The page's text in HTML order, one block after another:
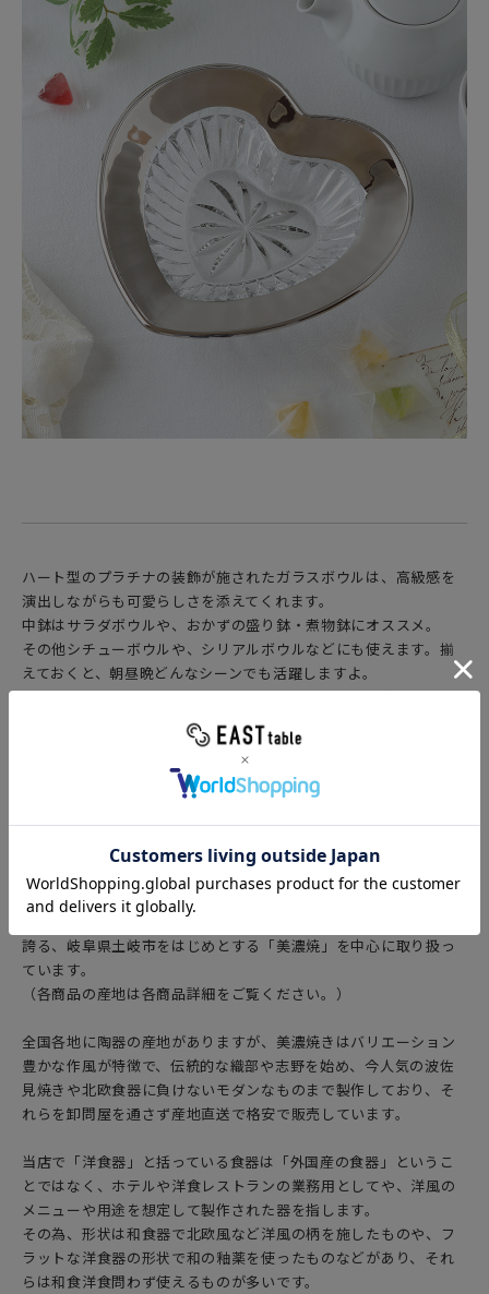
ハート型のプラチナの装飾が施されたガラスボウルは、高級感を
演出しながらも可愛らしさを添えてくれます。
中鉢はサラダボウルや、おかずの盛り鉢・煮物鉢にオススメ。
その他シチューボウルや、シリアルボウルなどにも使えます。揃
えておくと、朝昼晩どんなシーンでも活躍しますよ。
普段の食卓をはじめ、パーティーやおもてなしのテーブルに華やか
さをプラスしてくれます。
【ボウルについて】
EAST table（イーストテーブル）（旧：テーブルウェア イース
ト）で販売中の洋食器のボウルは、陶磁器の生産シェア日本一を
誇る、岐阜県土岐市をはじめとする「美濃焼」を中心に取り扱っ
ています。
（各商品の産地は各商品詳細をご覧ください。）
全国各地に陶器の産地がありますが、美濃焼きはバリエーション
豊かな作風が特徴で、伝統的な織部や志野を始め、今人気の波佐
見焼きや北欧食器に負けないモダンなものまで製作しており、そ
れらを卸問屋を通さず産地直送で格安で販売しています。
当店で「洋食器」と括っている食器は「外国産の食器」というこ
とではなく、ホテルや洋食レストランの業務用としてや、洋風の
メニューや用途を想定して製作された器を指します。
その為、形状は和食器で北欧風など洋風の柄を施したものや、フ
ラットな洋食器の形状で和の釉薬を使ったものなどがあり、それ
らは和食洋食問わず使えるものが多いです。